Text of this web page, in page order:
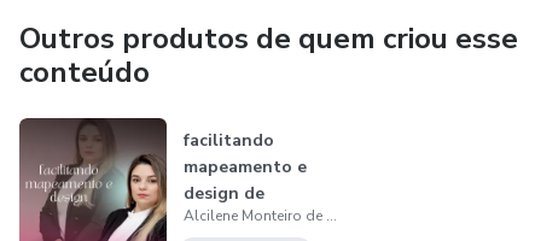
Outros produtos de quem criou esse
conteúdo
facilitando
mapeamento e
design de
sobrancelhas
Alcilene Monteiro de Oliveira